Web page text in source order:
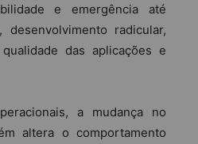
e emergência até
radicular,
das aplicações e
a mudança no
altera o comportamento